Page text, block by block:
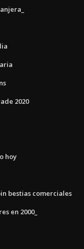
2020
hoy
bestias comerciales
en 2000_